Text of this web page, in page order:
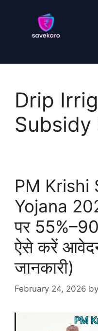
Drip
Subsidy
PM Krishi
Yojana
पर
ऐसे करें
जानकारी)
February 24, 2026